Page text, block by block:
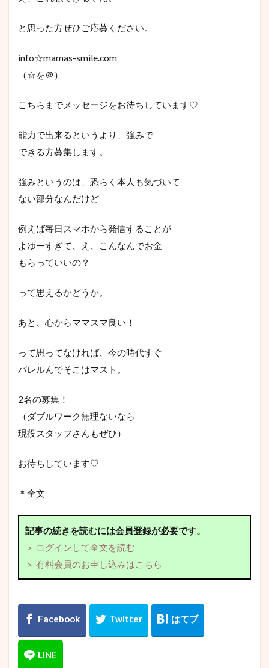
と思った方ぜひご応募ください。
info☆mamas-smile.com
（☆を＠）
こちらまでメッセージをお待ちしています♡
能力で出来るというより、強みで
できる方募集します。
強みというのは、恐らく本人も気づいて
ない部分なんだけど
例えば毎日スマホから発信することが
よゆーすぎて、え、こんなんでお金
もらっていいの？
って思えるかどうか。
あと、心からママスマ良い！
って思ってなければ、今の時代すぐ
バレルんでそこはマスト。
2名の募集！
（ダブルワーク無理ないなら
現役スタッフさんもぜひ）
お待ちしています♡
＊全文
記事の続きを読むには会員登録が必要です。
＞ ログインして全文を読む
＞ 有料会員のお申し込みはこちら